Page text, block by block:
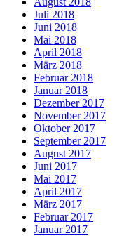
Juli 2018
Juni 2018
Mai 2018
April 2018
März 2018
Februar 2018
Januar 2018
Dezember 2017
November 2017
Oktober 2017
September 2017
August 2017
Juni 2017
Mai 2017
April 2017
März 2017
Februar 2017
Januar 2017